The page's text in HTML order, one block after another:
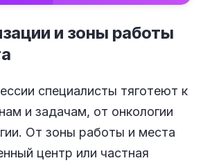
и зоны работы
специалисты тяготеют к
и задачам, от онкологии
От зоны работы и места
центр или частная